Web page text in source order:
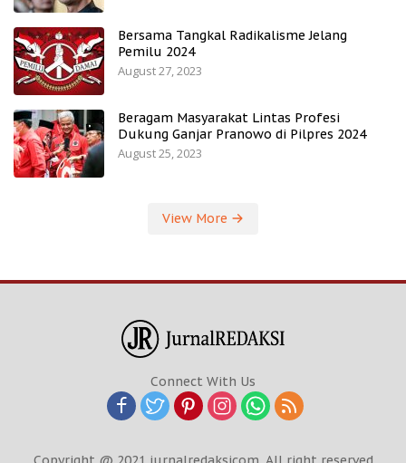
Bersama Tangkal Radikalisme Jelang
Pemilu 2024
August 27, 2023
Beragam Masyarakat Lintas Profesi
Dukung Ganjar Pranowo di Pilpres 2024
August 25, 2023
View More
Connect With Us